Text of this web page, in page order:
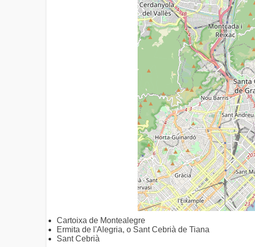
Cartoixa de Montealegre
Ermita de l'Alegria, o Sant Cebrià de Tiana
Sant Cebrià